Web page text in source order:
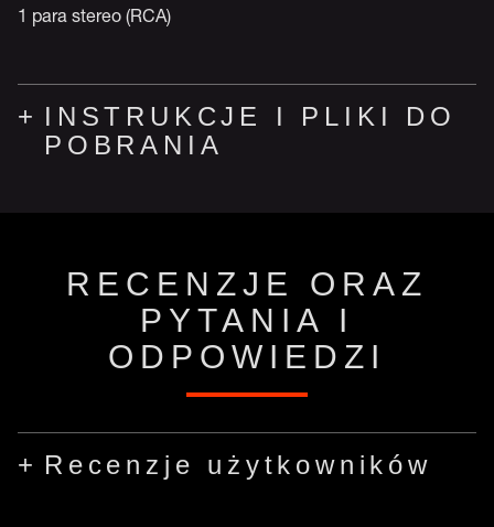
1 para stereo (RCA)
INSTRUKCJE I PLIKI DO
POBRANIA
RECENZJE ORAZ
PYTANIA I
ODPOWIEDZI
Recenzje użytkowników